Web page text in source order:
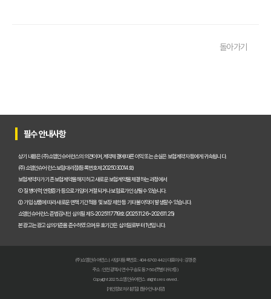
돌아가기
필수 안내사항
상기 내용은 (주)쇼엠인슈어런스의 의견이며, 계약체결에 따른 이익 또는 손실은 보험계약자 등에게 귀속됩니다.
(주)쇼엠인슈어런스 보험대리점(등록번호 제2025030014호)
보험계약자가 기존 보험계약을 해지하고 새로운 보험계약을 체결하는 과정에서
① 질병이력, 연령증가 등으로 가입이 거절되거나 보험료가 인상될 수 있습니다.
② 가입 상품에 따라 새로운 면책기간 적용 및 보장 제한 등 기타 불이익이 발생할 수 있습니다.
쇼엠인슈어런스 준법감시인 심의필 제S-2025117719호 (2025.11.26~2026.11.25)
본 광고는 광고심의기준을 준수하였으며, 유효기간은 심의일로부터 1년입니다.
(주)쇼엠인슈어런스 | 사업자등록번호 : 404-87-03442 | 대표이사 : 강경준
주소 : 인천광역시 연수구 송도동 7-50 (갯벌타워 7층)
Copyright 2025. 쇼엠인슈어런스 all rights reserved.
[개인정보처리방침] [필수안내사항]